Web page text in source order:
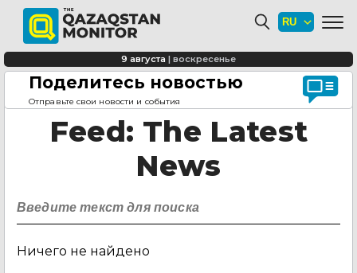
Поделитесь новостью
Отправьте свои новости и события
9 августа | воскресенье
Главная страница
Feed: The Latest
News
Ничего не найдено